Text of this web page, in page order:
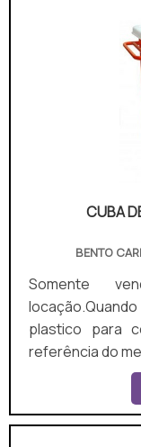
CUBA
BENTO
Somente
plastico para
referência do
um orçamento
Soluções
referência em